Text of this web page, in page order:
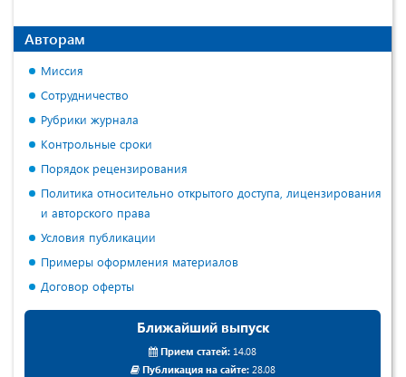
Авторам
Миссия
Сотрудничество
Рубрики журнала
Контрольные сроки
Порядок рецензирования
Политика относительно открытого доступа, лицензирования
и авторского права
Условия публикации
Примеры оформления материалов
Договор оферты
Ближайший выпуск
Прием статей: 14.08
Публикация на сайте:28.08